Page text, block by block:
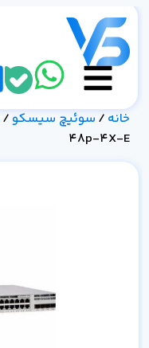
خانه / سوئیچ سیسکو/
48p-4X-E